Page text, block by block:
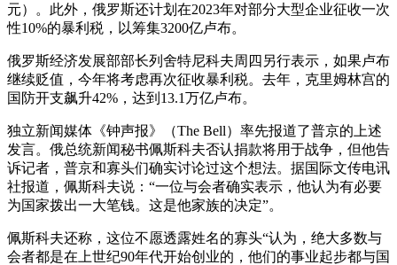
元）。此外，俄罗斯还计划在2023年对部分大型企业征收一次
性10%的暴利税，以筹集3200亿卢布。
俄罗斯经济发展部部长列舍特尼科夫周四另行表示，如果卢布
继续贬值，今年将考虑再次征收暴利税。去年，克里姆林宫的
国防开支飙升42%，达到13.1万亿卢布。
独立新闻媒体《钟声报》（The Bell）率先报道了普京的上述
发言。俄总统新闻秘书佩斯科夫否认捐款将用于战争，但他告
诉记者，普京和寡头们确实讨论过这个想法。据国际文传电讯
社报道，佩斯科夫说：“一位与会者确实表示，他认为有必要
为国家拨出一大笔钱。这是他家族的决定”。
佩斯科夫还称，这位不愿透露姓名的寡头“认为，绝大多数与
会者都是在上世纪90年代开始创业的，他们的事业起步都与国